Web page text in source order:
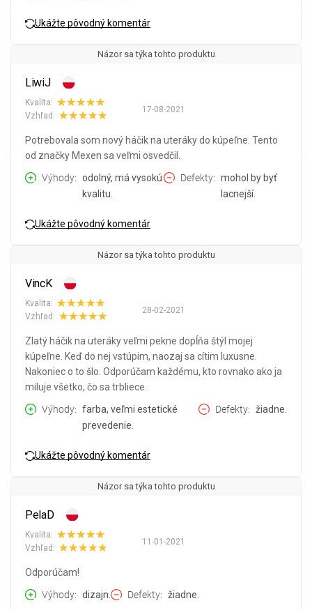
Ukážte pôvodný komentár
Názor sa týka tohto produktu
LiwiJ
17-08-2021
Kvalita:
Vzhľad:
Potrebovala som nový háčik na uteráky do kúpeľne. Tento
od značky Mexen sa veľmi osvedčil.
Výhody
odolný, má vysokú
kvalitu.
Defekty
mohol by byť
lacnejší.
Ukážte pôvodný komentár
Názor sa týka tohto produktu
VincK
28-02-2021
Kvalita:
Vzhľad:
Zlatý háčik na uteráky veľmi pekne dopĺňa štýl mojej
kúpeľne. Keď do nej vstúpim, naozaj sa cítim luxusne.
Nakoniec o to šlo. Odporúčam každému, kto rovnako ako ja
miluje všetko, čo sa trbliece.
Výhody
farba, veľmi estetické
prevedenie.
Defekty žiadne.
Ukážte pôvodný komentár
Názor sa týka tohto produktu
PelaD
11-01-2021
Kvalita:
Vzhľad:
Odporúčam!
Výhody
dizajn. Defekty žiadne.